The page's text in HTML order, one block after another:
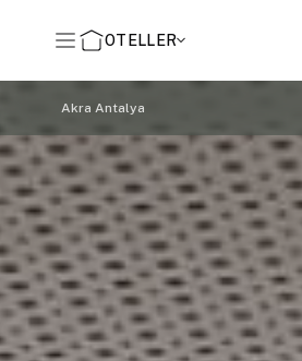
OTELLER
Akra Antalya